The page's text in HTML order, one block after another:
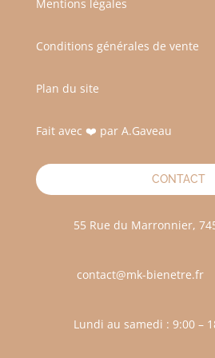
Mentions légales
Conditions générales de vente
Plan du site
Fait avec ❤️ par A.Gaveau
CONTACT
55 Rue du Marronnier,
contact@mk-bienetre.fr
Lundi au samedi : 9:00 –